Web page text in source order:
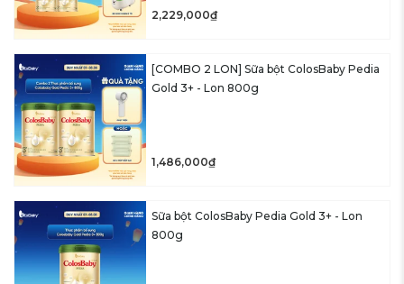
2,229,000₫
[COMBO 2 LON] Sữa bột ColosBaby Pedia
Gold 3+ - Lon 800g
1,486,000₫
Sữa bột ColosBaby Pedia Gold 3+ - Lon
800g